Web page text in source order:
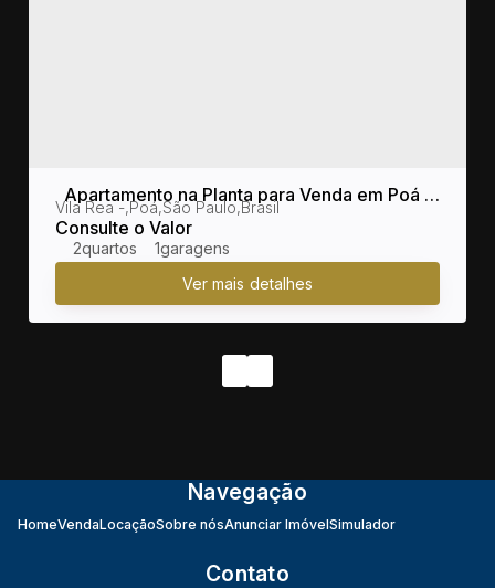
Apartamento na Planta para Venda em Poá /
SP no bairro Vila Rea
Consulte o Valor
Vila Rea ,Poá,São Paulo,Brasil
2 1
Navegação
HomeVendaLocaçãoSobre nósAnunciar ImóvelSimulador
Contato